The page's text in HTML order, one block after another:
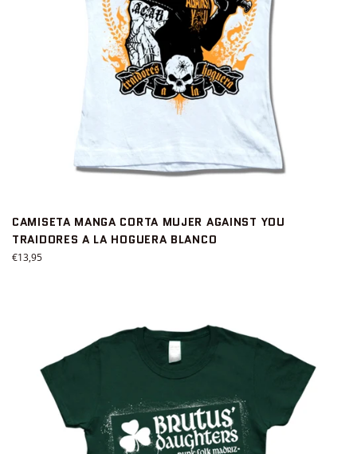
CAMISETA MANGA CORTA MUJER AGAINST YOU
TRAIDORES A LA HOGUERA BLANCO
Precio
€13,95